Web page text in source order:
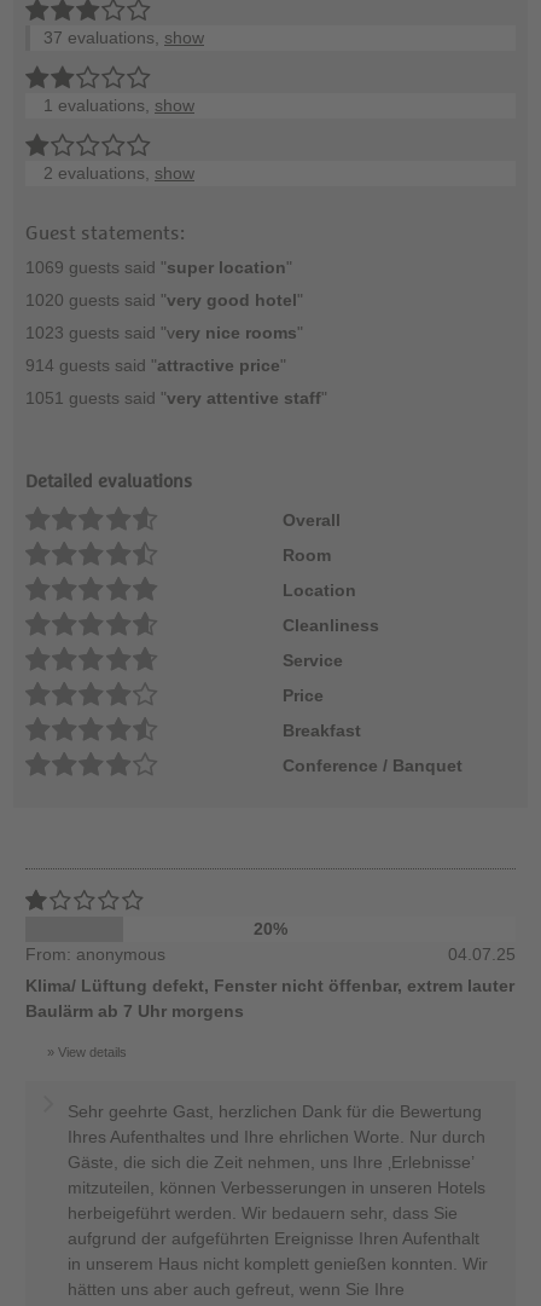
37 evaluations, show
1 evaluations, show
2 evaluations, show
Guest statements:
1069 guests said "super location"
1020 guests said "very good hotel"
1023 guests said "very nice rooms"
914 guests said "attractive price"
1051 guests said "very attentive staff"
Detailed evaluations
Overall
Room
Location
Cleanliness
Service
Price
Breakfast
Conference / Banquet
20%
From: anonymous
04.07.25
Klima/ Lüftung defekt, Fenster nicht öffenbar, extrem lauter
Baulärm ab 7 Uhr morgens
View details
Sehr geehrte Gast, herzlichen Dank für die Bewertung
Ihres Aufenthaltes und Ihre ehrlichen Worte. Nur durch
Gäste, die sich die Zeit nehmen, uns Ihre ‚Erlebnisse’
mitzuteilen, können Verbesserungen in unseren Hotels
herbeigeführt werden. Wir bedauern sehr, dass Sie
aufgrund der aufgeführten Ereignisse Ihren Aufenthalt
in unserem Haus nicht komplett genießen konnten. Wir
hätten uns aber auch gefreut, wenn Sie Ihre